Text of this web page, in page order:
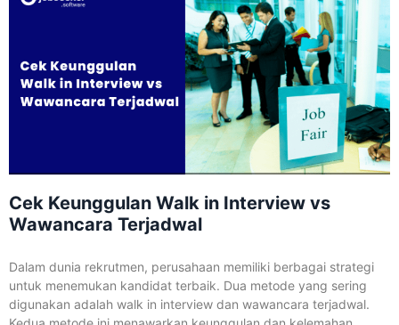
Cek Keunggulan Walk in Interview vs
Wawancara Terjadwal
Dalam dunia rekrutmen, perusahaan memiliki berbagai strategi
untuk menemukan kandidat terbaik. Dua metode yang sering
digunakan adalah walk in interview dan wawancara terjadwal.